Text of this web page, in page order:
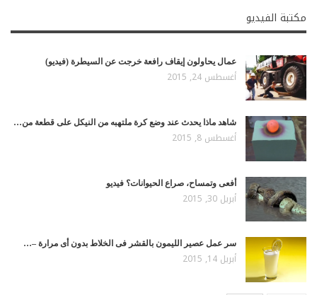
مكتبة الفيديو
عمال يحاولون إيقاف رافعة خرجت عن السيطرة (فيديو)
أغسطس 24, 2015
شاهد ماذا يحدث عند وضع كرة ملتهبه من النيكل على قطعة من…
أغسطس 8, 2015
أفعى وتمساح، صراع الحيوانات؟ فيديو
أبريل 30, 2015
سر عمل عصير الليمون بالقشر فى الخلاط بدون أى مرارة –…
أبريل 14, 2015